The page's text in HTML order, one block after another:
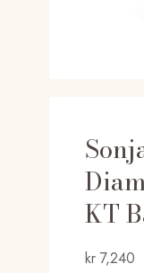
KT
kr 7,240